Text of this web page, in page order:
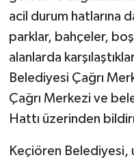
acil durum hatlarına
parklar, bahçeler,
alanlarda
Belediyesi Çağrı
Çağrı Merkezi ve
Hattı üzerinden
Keçiören Belediyesi,